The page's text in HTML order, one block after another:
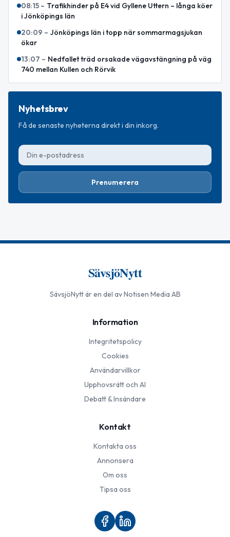
08:15 – Trafikhinder på E4 vid Gyllene Uttern – långa köer
i Jönköpings län
20:09 – Jönköpings län i topp när sommarmagsjukan
ökar
13:07 – Nedfallet träd orsakade vägavstängning på väg
740 mellan Kullen och Rörvik
Nyhetsbrev
Få de senaste nyheterna direkt i din inkorg.
Prenumerera
SävsjöNytt
SävsjöNyttär en del av Notisen Media AB
Information
Integritetspolicy
Cookies
Användarvillkor
Upphovsrätt och AI
Debatt & Insändare
Kontakt
Kontakta oss
Annonsera
Om oss
Tipsa oss